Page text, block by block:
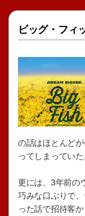
ビッグ・フィ
の話はほとんど
ってしまっていた
更には、3年前の
巧みな口ぶりで
った話で招待客